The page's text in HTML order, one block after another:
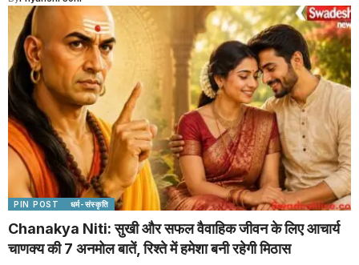
PIN POST धर्म-संस्कृति
Chanakya Niti: सुखी और सफल वैवाहिक जीवन के लिए आचार्य
चाणक्य की 7 अनमोल बातें, रिश्ते में हमेशा बनी रहेगी मिठास